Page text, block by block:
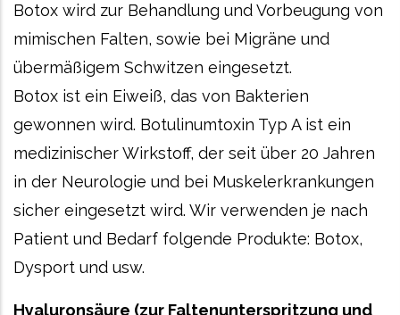
Botox wird zur Behandlung und Vorbeugung von
mimischen Falten, sowie bei Migräne und
übermäßigem Schwitzen eingesetzt.
Botox ist ein Eiweiß, das von Bakterien
gewonnen wird. Botulinumtoxin Typ A ist ein
medizinischer Wirkstoff, der seit über 20 Jahren
in der Neurologie und bei Muskelerkrankungen
sicher eingesetzt wird. Wir verwenden je nach
Patient und Bedarf folgende Produkte: Botox,
Dysport und usw.
Hyaluronsäure (zur Faltenunterspritzung und